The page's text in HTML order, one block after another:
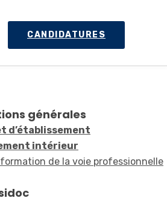
CANDIDATURES
générales
d’établissement
intérieur
de la voie professionnelle